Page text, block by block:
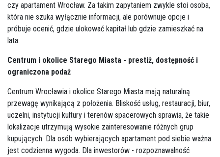
czy apartament Wrocław. Za takim zapytaniem zwykle stoi osoba,
która nie szuka wyłącznie informacji, ale porównuje opcje i
próbuje ocenić, gdzie ulokować kapitał lub gdzie zamieszkać na
lata.
Centrum i okolice Starego Miasta - prestiż, dostępność i
ograniczona podaż
Centrum Wrocławia i okolice Starego Miasta mają naturalną
przewagę wynikającą z położenia. Bliskość usług, restauracji, biur,
uczelni, instytucji kultury i terenów spacerowych sprawia, że takie
lokalizacje utrzymują wysokie zainteresowanie różnych grup
kupujących. Dla osób wybierających apartament pod siebie ważna
jest codzienna wygoda. Dla inwestorów - rozpoznawalność